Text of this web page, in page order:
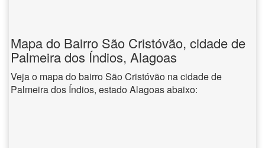
Mapa do Bairro São Cristóvão, cidade de
Palmeira dos Índios, Alagoas
Veja o mapa do bairro São Cristóvão na cidade de
Palmeira dos Índios, estado Alagoas abaixo: